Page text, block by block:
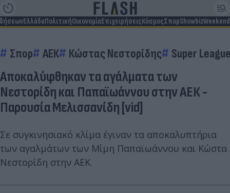
ΕλλάδαΠολιτικήΟικονομίαΕπιχειρήσειςΚόσμοςΣπορShowbizWeekend
Σπορ ΑΕΚ Κώστας Νεστορίδης Super
Αποκαλύφθηκαν τα αγάλματα των
Νεστορίδη και Παπαϊωάννου στην ΑΕΚ -
Παρουσία Μελισσανίδη [vid]
Σε συγκινησιακό κλίμα έγιναν τα αποκαλυπτήρια
των αγαλμάτων των Μίμη Παπαϊωάννου και Κώστα
Νεστορίδη στην ΑΕΚ.